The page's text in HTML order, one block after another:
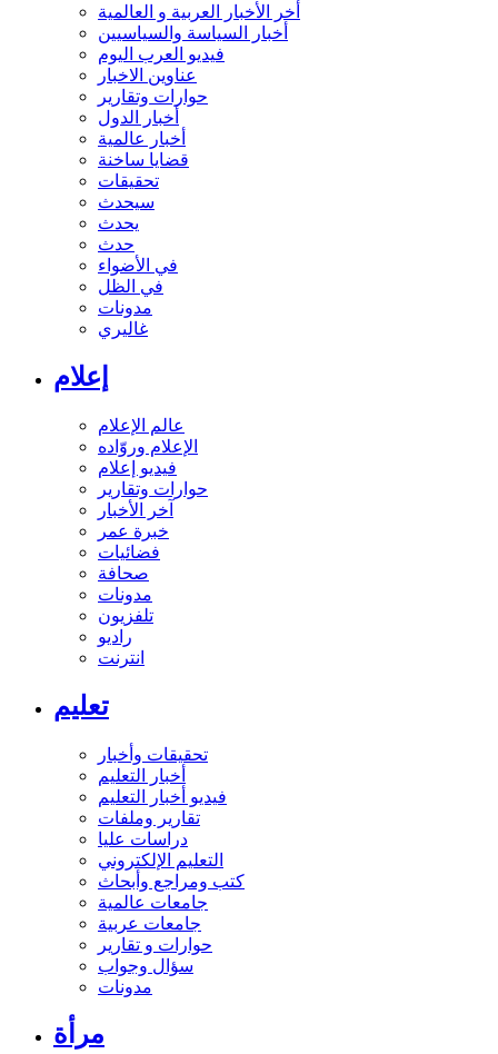
أخر الأخبار العربية و العالمية
أخبار السياسة والسياسيين
فيديو العرب اليوم
عناوين الاخبار
حوارات وتقارير
أخبار الدول
أخبار عالمية
قضايا ساخنة
تحقيقات
سيحدث
يحدث
حدث
في الأضواء
في الظل
مدونات
غاليري
إعلام
عالم الإعلام
الإعلام وروّاده
فيديو إعلام
حوارات وتقارير
آخر الأخبار
خبرة عمر
فضائيات
صحافة
مدونات
تلفزيون
راديو
انترنت
تعليم
تحقيقات وأخبار
أخبار التعليم
فيديو أخبار التعليم
تقارير وملفات
دراسات عليا
التعليم الإلكتروني
كتب ومراجع وأبحاث
جامعات عالمية
جامعات عربية
حوارات و تقارير
سؤال وجواب
مدونات
مرأة